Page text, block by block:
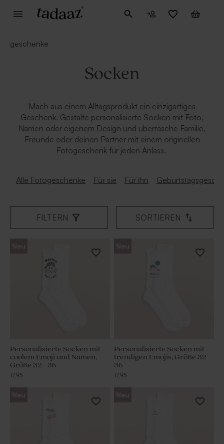
geschenke
Socken
Mach aus einem Alltagsprodukt ein einzigartiges
Geschenk. Gestalte personalisierte Socken mit Foto,
Namen oder eigenem Design und überrasche Familie,
Freunde oder deinen Partner mit einem originellen
Fotogeschenk für jeden Anlass.
Alle Fotogeschenke Für sie Für ihn
FILTERN SORTIEREN
Neu
Personalisierte Socken mit
coolem Emoji und Namen,
Größe 32–36
17,95
Neu
Personalisierte Socken mit
trendigen Emojis, Größe 32–
36
17,95
Neu Neu